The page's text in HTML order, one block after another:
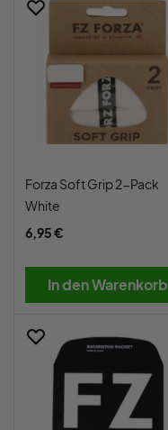
Forza Soft Grip 2-Pack
White
6,95 €
In den Warenkorb